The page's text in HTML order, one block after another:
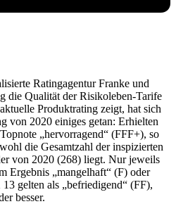
Ratingagentur Franke und
die Qualität der Risikoleben-Tarife
Produktrating zeigt, hat sich
von 2020 einiges getan: Erhielten
„hervorragend“ (FFF+), so
die Gesamtzahl der inspizierten
von 2020 (268) liegt. Nur jeweils
Ergebnis „mangelhaft“ (F) oder
gelten als „befriedigend“ (FF),
besser.